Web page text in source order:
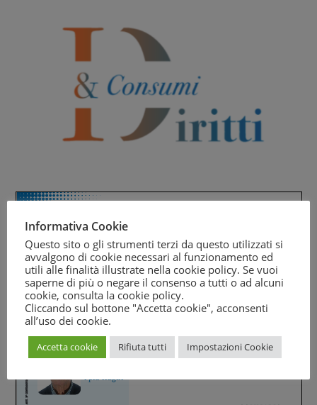
Informativa Cookie
Questo sito o gli strumenti terzi da questo utilizzati si
avvalgono di cookie necessari al funzionamento ed
utili alle finalità illustrate nella cookie policy. Se vuoi
saperne di più o negare il consenso a tutti o ad alcuni
cookie, consulta la cookie policy.
Cliccando sul bottone "Accetta cookie", acconsenti
all’uso dei cookie.
Accetta cookie Rifiuta tutti Impostazioni Cookie